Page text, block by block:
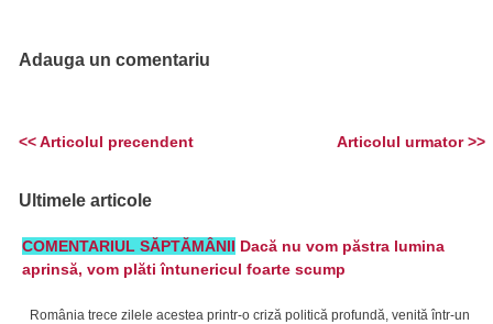
Adauga un comentariu
Articolul urmator >>
<< Articolul precendent
Ultimele articole
COMENTARIUL SĂPTĂMÂNII Dacă nu vom păstra lumina
aprinsă, vom plăti întunericul foarte scump
România trece zilele acestea printr-o criză politică profundă, venită într-un